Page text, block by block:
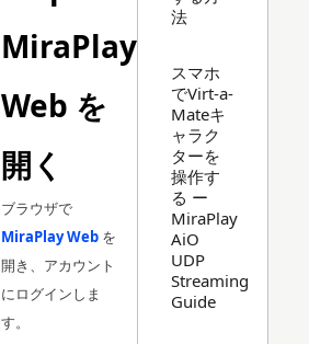
MiraPlay
Web を
開く
ブラウザで
MiraPlay Web を
開き、アカウント
にログインしま
す。
法
スマホ
でVirt-a-
Mateキ
ャラク
ターを
操作す
る ー
MiraPlay
AiO
UDP
Streaming
Guide